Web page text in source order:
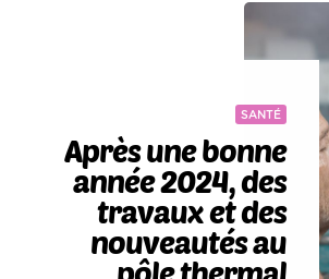
SANTÉ
Après une bonne
année 2024, des
travaux et des
nouveautés au